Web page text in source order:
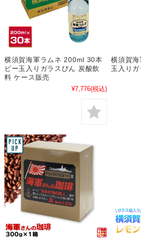
横須賀海軍ラムネ 200ml 30本
ビー玉入りガラスびん 炭酸飲
料 ケース販売
¥7,776(税込)
横須賀
玉入り